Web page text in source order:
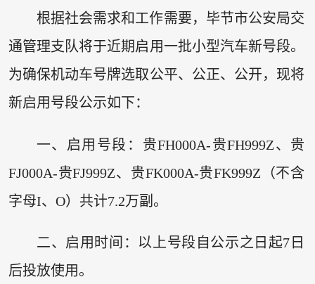
根据社会需求和工作需要，毕节市公安局交
通管理支队将于近期启用一批小型汽车新号段。
为确保机动车号牌选取公平、公正、公开，现将
新启用号段公示如下：
一、启用号段：贵FH000A-贵FH999Z、贵
FJ000A-贵FJ999Z、贵FK000A-贵FK999Z（不含
字母I、O）共计7.2万副。
二、启用时间：以上号段自公示之日起7日
后投放使用。